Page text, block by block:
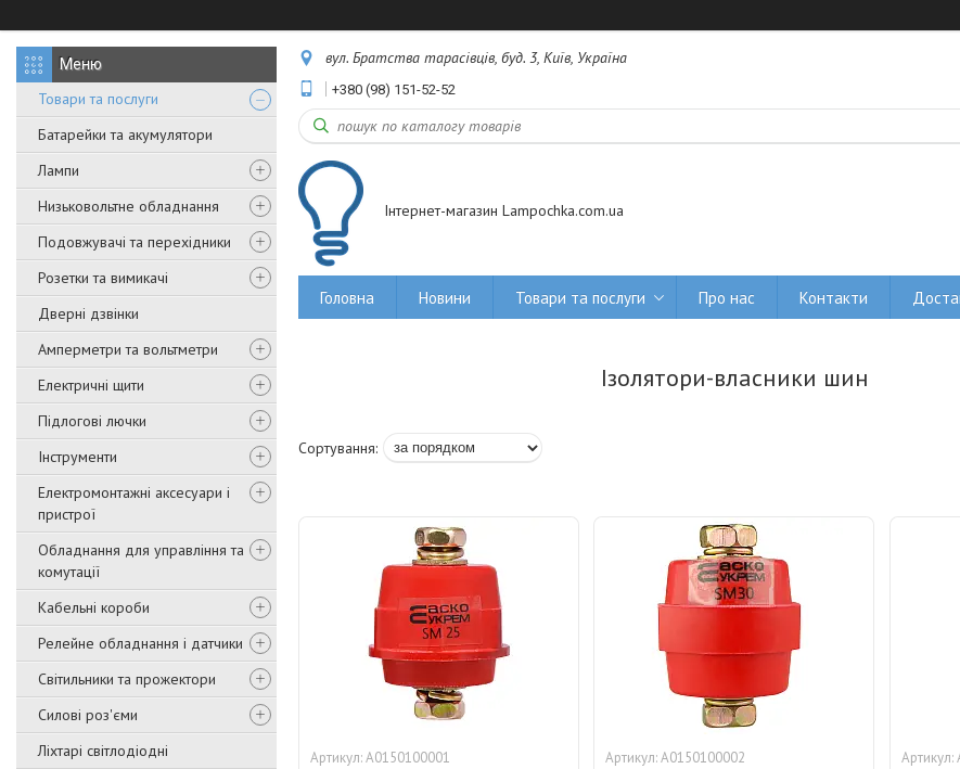
Товари та послуги
Батарейки та акумулятори
Лампи
Низьковольтне обладнання
Подовжувачі та перехідники
Розетки та вимикачі
Дверні дзвінки
Амперметри та вольтметри
Електричні щити
Підлогові лючки
Інструменти
Електромонтажні аксесуари і
пристрої
Обладнання для управління та
комутації
Кабельні короби
Релейне обладнання і датчики
Світильники та прожектори
Силові роз'єми
Ліхтарі світлодіодні
вул. Братства тарасівців, буд. 3, Київ, Україна
+380 (98) 151-52-52
Інтернет-магазин Lampochka.com.ua
Головна Новини Товари та послуги Про нас Контакти
Ізолятори-власники шин
A0150100001 A0150100002